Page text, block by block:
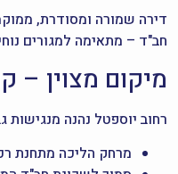
דירה שמורה ומסודרת,
חב"ד – מתאימה למגורים
מיקום מצוין –
רחוב יוספטל נהנה מנגישות
מרחק הליכה מתחנת